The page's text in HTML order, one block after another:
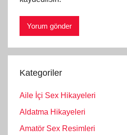
Kategoriler
Aile İçi Sex Hikayeleri
Aldatma Hikayeleri
Amatör Sex Resimleri